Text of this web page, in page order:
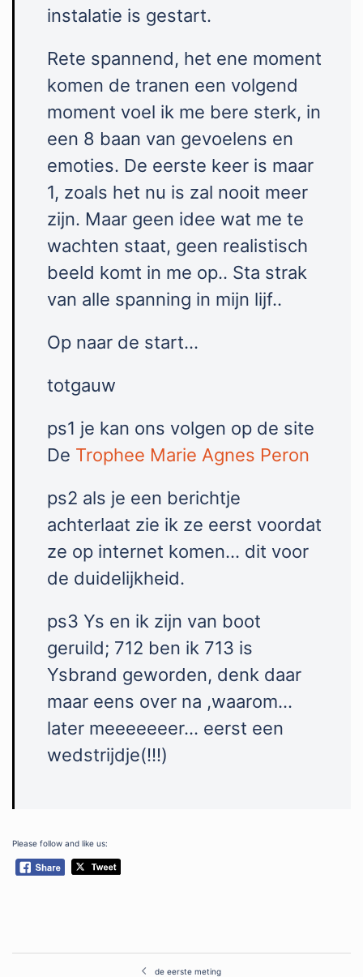
instalatie is gestart.
Rete spannend, het ene moment
komen de tranen een volgend
moment voel ik me bere sterk, in
een 8 baan van gevoelens en
emoties. De eerste keer is maar
1, zoals het nu is zal nooit meer
zijn. Maar geen idee wat me te
wachten staat, geen realistisch
beeld komt in me op.. Sta strak
van alle spanning in mijn lijf..
Op naar de start…
totgauw
ps1 je kan ons volgen op de site
De Trophee Marie Agnes Peron
ps2 als je een berichtje
achterlaat zie ik ze eerst voordat
ze op internet komen… dit voor
de duidelijkheid.
ps3 Ys en ik zijn van boot
geruild; 712 ben ik 713 is
Ysbrand geworden, denk daar
maar eens over na ,waarom…
later meeeeeeer… eerst een
wedstrijdje(!!!)
Please follow and like us:
de eerste meting